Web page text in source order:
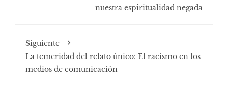
nuestra espiritualidad negada
Siguiente
La temeridad del relato único: El racismo en los
medios de comunicación